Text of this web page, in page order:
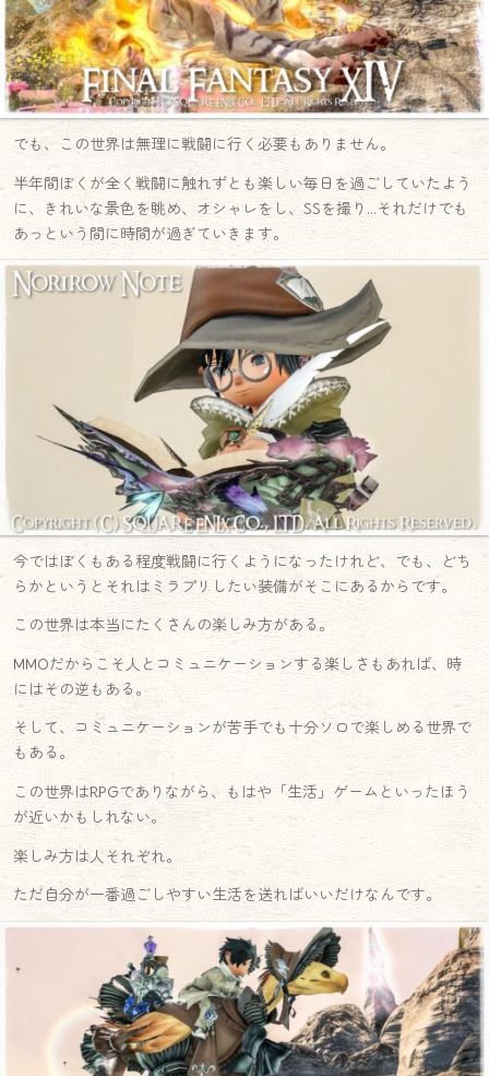
でも、この世界は無理に戦闘に行く必要もありません。
半年間ぼくが全く戦闘に触れずとも楽しい毎日を過ごしていたよう
に、きれいな景色を眺め、オシャレをし、SSを撮り…それだけでも
あっという間に時間が過ぎていきます。
今ではぼくもある程度戦闘に行くようになったけれど、でも、どち
らかというとそれはミラプリしたい装備がそこにあるからです。
この世界は本当にたくさんの楽しみ方がある。
MMOだからこそ人とコミュニケーションする楽しさもあれば、時
にはその逆もある。
そして、コミュニケーションが苦手でも十分ソロで楽しめる世界で
もある。
この世界はRPGでありながら、もはや「生活」ゲームといったほう
が近いかもしれない。
楽しみ方は人それぞれ。
ただ自分が一番過ごしやすい生活を送ればいいだけなんです。